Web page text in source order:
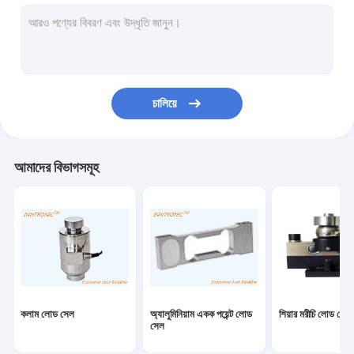
বেলন পরিবাহক স্কেল
স্ট্যাটিক চার্জিং সরঞ্জাম
টিআইজে ইঙ্কজেট প্রিন্টার
চালিয়ে
আমাদের বিভাগসমূহ
কলাম লোড সেল
অ্যালুমিনিয়াম একক পয়েন্ট লোড
সেল
শিয়ার মরীচি লোড সেল